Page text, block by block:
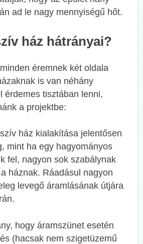
ad le nagy mennyiségű hőt.
ház hátrányai?
éremnek két oldala
is van néhány
érdemes tisztában lenni,
a projektbe:
ház kialakítása jelentősen
mint ha egy hagyományos
fel, nagyon sok szabálynak
háznak. Ráadásul nagyon
levegő áramlásának útjára
hogy áramszünet esetén
(hacsak nem szigetüzemű